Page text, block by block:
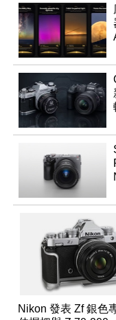
Nikon 發表 Zf 銀色